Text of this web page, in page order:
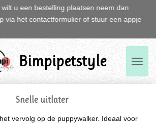
Bimpipetstyle
u een bestelling plaatsen neem dan
via het contactformulier of stuur een appje
Snelle uitlater
vervolg op de puppywalker. Ideaal voor